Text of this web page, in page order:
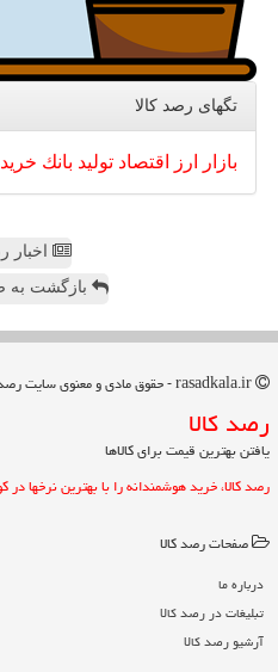
تگهای رصد كالا
بازار ارز اقتصاد تولید بانك خرید
اخبار
بازگشت به
رصد كالا
یافتن بهترین قیمت برای کالاها
رصد کالا، خرید هوشمندانه را با بهترین نرخها در
صفحات رصد كالا
درباره ما
تبلیغات در رصد كالا
آرشیو رصد كالا